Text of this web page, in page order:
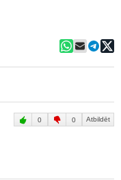
0 0 Atbildēt